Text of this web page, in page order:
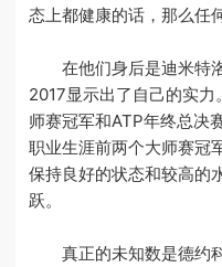
态上都健康的话，那么任
在他们身后是迪米特
2017显示出了自己的实
师赛冠军和ATP年终总决
职业生涯前两个大师赛冠
保持良好的状态和较高的
跃。
真正的未知数是德约